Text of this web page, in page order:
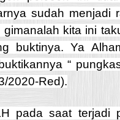
sudah
kita ini
buktinya. Ya
“
2020-Red).
pada saat terjadi